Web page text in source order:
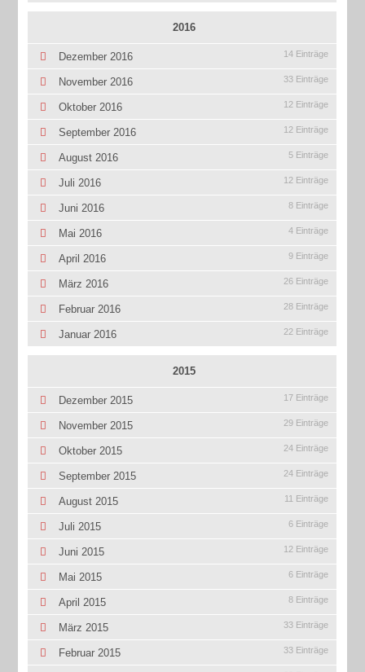
2016
Dezember 2016 14 Einträge
November 2016 33 Einträge
Oktober 2016 12 Einträge
September 2016 12 Einträge
August 2016 5 Einträge
Juli 2016 12 Einträge
Juni 2016 8 Einträge
Mai 2016 4 Einträge
April 2016 9 Einträge
März 2016 26 Einträge
Februar 2016 28 Einträge
Januar 2016 22 Einträge
2015
Dezember 2015 17 Einträge
November 2015 29 Einträge
Oktober 2015 24 Einträge
September 2015 24 Einträge
August 2015 11 Einträge
Juli 2015 6 Einträge
Juni 2015 12 Einträge
Mai 2015 6 Einträge
April 2015 8 Einträge
März 2015 33 Einträge
Februar 2015 33 Einträge